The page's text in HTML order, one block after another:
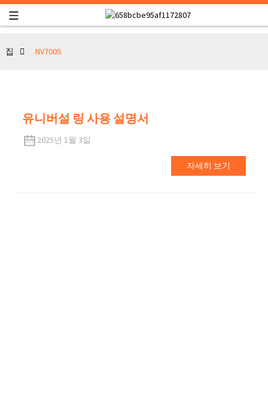
집 NV700S
유니버설 링 사용 설명서
2025년 1월 3일
자세히 보기